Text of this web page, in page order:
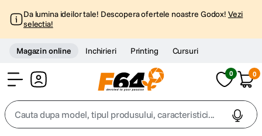
Da lumina ideilor tale! Descopera ofertele noastre Godox! Vezi
selectia!
Magazin online Inchirieri Printing Cursuri
0 0
Cauta dupa model, tipul produsului, caracteristici...